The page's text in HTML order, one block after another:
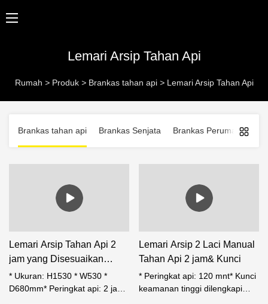
Lemari Arsip Tahan Api
Rumah > Produk > Brankas tahan api > Lemari Arsip Tahan Api
Brankas tahan api Brankas Senjata Brankas Perumahan
Lemari Arsip Tahan Api 2
jam yang Disesuaikan
Pabrik FC-4-Foshan
Weierxin Safe
* Ukuran: H1530 * W530 *
D680mm* Peringkat api: 2 jam*
Lemari Arsip 2 Laci Manual
Tahan Api 2 jam& Kunci
* Peringkat api: 120 mnt* Kunci
keamanan tinggi dilengkapi